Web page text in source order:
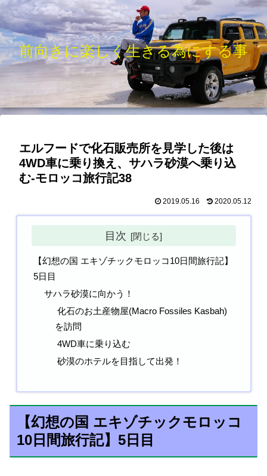
前向きに楽しく生きる為にする事
エルフードで化石販売所を見学した後は
4WD車に乗り換え、サハラ砂漠へ乗り込
む-モロッコ旅行記38
2019.05.16 2020.05.12
目次
【幻想の国 エキゾチックモロッコ10日間旅行記】
5日目
サハラ砂漠に向かう！
化石のお土産物屋(Macro Fossiles Kasbah)
を訪問
4WD車に乗り込む
砂漠のホテルを目指して出発！
【幻想の国 エキゾチックモロッコ
10日間旅行記】5日目